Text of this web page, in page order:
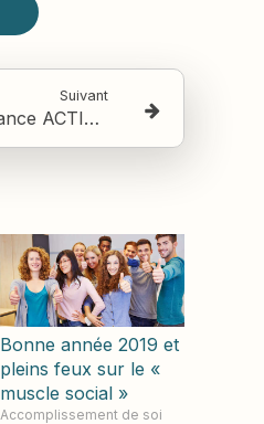
Suivant
Pourquoi l’interdépendance ACTIVE n’est plus une option ?
Bonne année 2019 et
pleins feux sur le «
muscle social »
Accomplissement de soi